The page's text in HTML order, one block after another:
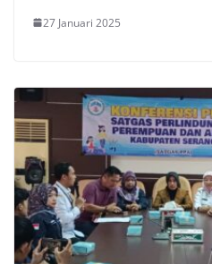
27 Januari 2025